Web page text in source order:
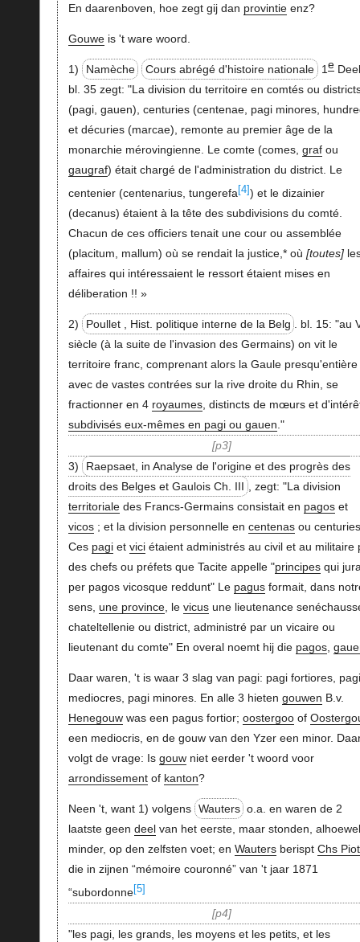
En daarenboven, hoe zegt gij dan provintieenz?
Gouweis 't ware woord.
1) Namèche Cours abrégé d'histoire nationale 1e
bl. 35 zegt: "La division du territoire en comtés ou
(pagi, gauen), centuries (centenae, pagi minores,
et décuries (marcae), remonte au premier âge de la
monarchie mérovingienne. Le comte (comes, grafou
gaugraf) était chargé de l'administration du district. Le
centenier (centenarius, tungerefa [4]) et le dizainier
(decanus) étaient à la tête des subdivisions du comté.
Chacun de ces officiers tenait une cour ou assemblée
(placitum, mallum) où se rendait la justice,* où toutes
affaires qui intéressaient le ressort étaient mises en
déliberation !! »
2) Poullet , Hist. politique interne de la Belg
. bl. 15: "au
siècle (à la suite de l'invasion des Germains) on vit le
territoire franc, comprenant alors la Gaule presqu'entière
avec de vastes contrées sur la rive droite du Rhin, se
fractionner en 4 royaumes, distincts de mœurs et
subdivisés eux-mêmes en pagi ou gauen ."
p3
3)
Raepsaet, in Analyse de l'origine et des progrès des
droits des Belges et Gaulois Ch. III , zegt: "La division
territorialedes Francs-Germains consistait en pagoset
vicos; et la division personnelle en centenasou
Ces pagiet viciétaient administrés au civil et au militaire
des chefs ou préfets que Tacite appelle "principesqui
per pagos vicosque reddunt" Le pagusformait, dans
sens, une province, le vicusune lieutenance
chateltellenie ou district, administré par un vicaire ou
lieutenant du comte" En overal noemt hij die pagos,
Daar waren, 't is waar 3 slag van pagi: pagi fortiores, pagi
mediocres, pagi minores. En alle 3 hieten gouwen B.v.
Henegouwwas een pagus fortior; oostergooof
een mediocris, en de gouw van den Yzer een minor.
volgt de vrage: Is gouwniet eerder 't woord voor
arrondissementof kanton?
Neen 't, want 1) volgens Wauters o.a. en waren de 2
laatste geen deelvan het eerste, maar stonden, alhoewel
minder, op den zelfsten voet; en Wautersberispt Chs Piot
die in zijnen “mémoire couronné” van 't jaar 1871
“subordonne [5]
p4
"les pagi, les grands, les moyens et les petits, et les